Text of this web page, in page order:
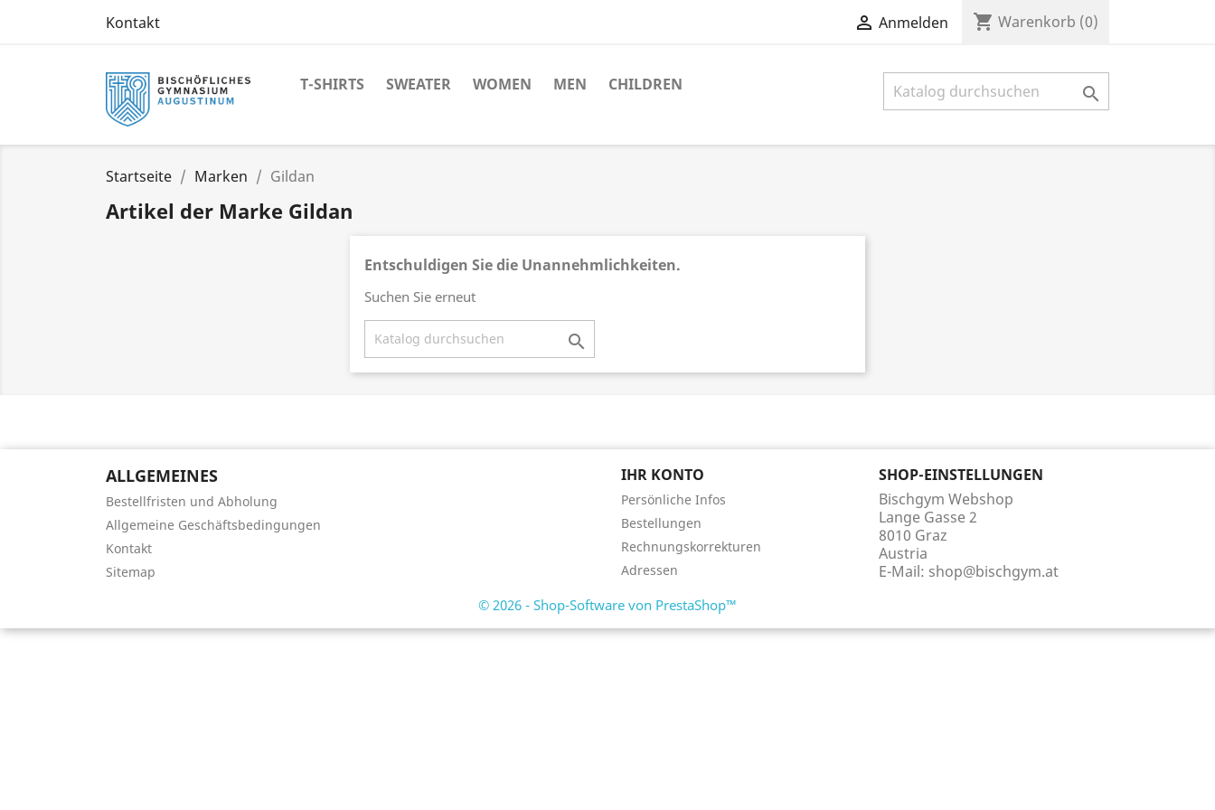
Kontakt  Anmelden shopping_cart Warenkorb (0)
T-SHIRTS SWEATER WOMEN MEN CHILDREN 
Startseite Marken Gildan
Artikel der Marke Gildan
Entschuldigen Sie die Unannehmlichkeiten.
Suchen Sie erneut

ALLGEMEINES
Bestellfristen und Abholung
Allgemeine Geschäftsbedingungen
Kontakt
Sitemap
IHR KONTO
Persönliche Infos
Bestellungen
Rechnungskorrekturen
Adressen
SHOP-EINSTELLUNGEN
Bischgym Webshop
Lange Gasse 2
8010 Graz
Austria
E-Mail: shop@bischgym.at
© 2026 - Shop-Software von PrestaShop™